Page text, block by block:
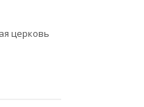
церковь